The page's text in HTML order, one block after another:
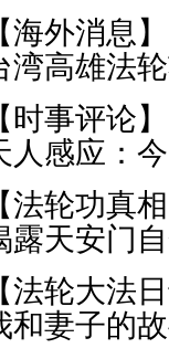
【海外消息】
湾高雄法
【时事评论】
人感应：
【法轮功真
露天安门
【法轮大法
和妻子的